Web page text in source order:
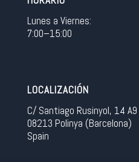
Lunes a Viernes:
7:00–15:00
LOCALIZACIÓN
C/ Santiago Rusinyol, 14 A9
08213 Polinya (Barcelona)
Spain